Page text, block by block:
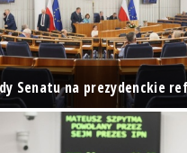
Senatu na prezydenckie